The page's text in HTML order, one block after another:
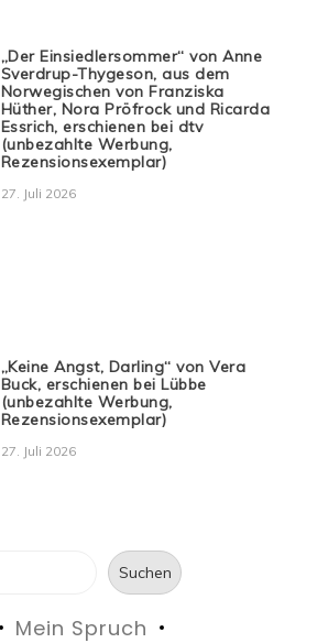
„Der Einsiedlersommer“ von Anne
Sverdrup-Thygeson, aus dem
Norwegischen von Franziska
Hüther, Nora Pröfrock und Ricarda
Essrich, erschienen bei dtv
(unbezahlte Werbung,
Rezensionsexemplar)
27. Juli 2026
„Keine Angst, Darling“ von Vera
Buck, erschienen bei Lübbe
(unbezahlte Werbung,
Rezensionsexemplar)
27. Juli 2026
Suchen
Mein Spruch